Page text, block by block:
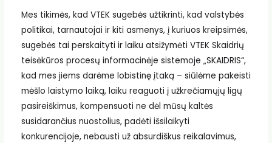
Mes tikimės, kad VTEK sugebės užtikrinti, kad valstybės
politikai, tarnautojai ir kiti asmenys, į kuriuos kreipsimės,
sugebės tai perskaityti ir laiku atsižymėti VTEK Skaidrių
teisėkūros procesų informacinėje sistemoje „SKAIDRIS“,
kad mes jiems darėme lobistinę įtaką – siūlėme pakeisti
mėšlo laistymo laiką, laiku reaguoti į užkrečiamųjų ligų
pasireiškimus, kompensuoti ne dėl mūsų kaltės
susidarančius nuostolius, padėti išsilaikyti
konkurencijoje, nebausti už absurdiškus reikalavimus,